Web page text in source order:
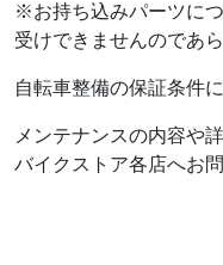
※お持ち込みパーツに
受けできませんのであ
自転車整備の保証条件
メンテナンスの内容や
バイクストア各店へお